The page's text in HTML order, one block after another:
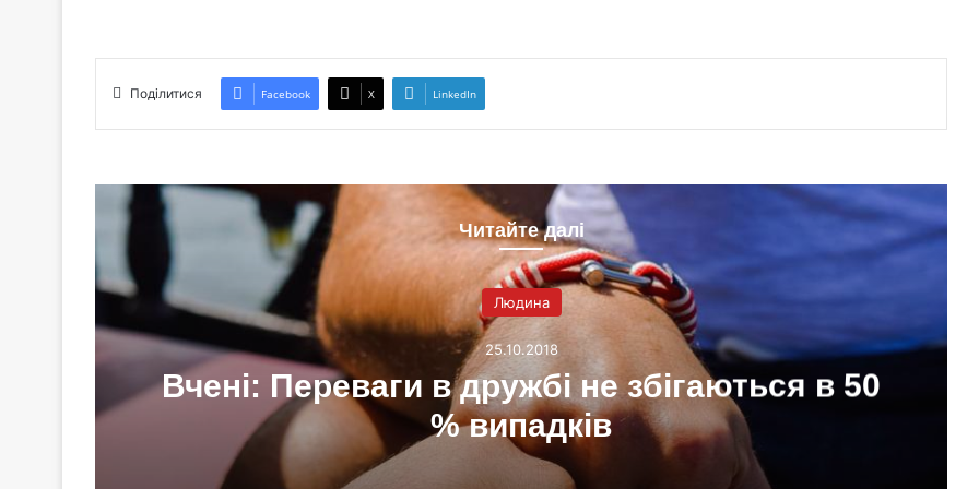
Поділитися Facebook X LinkedIn
Читайте далі
Людина
25.10.2018
Вчені: Переваги в дружбі не збігаються в 50
% випадків